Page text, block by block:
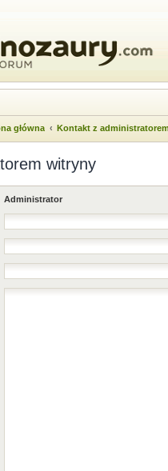
główna Kontakt z
witryny
Administrator